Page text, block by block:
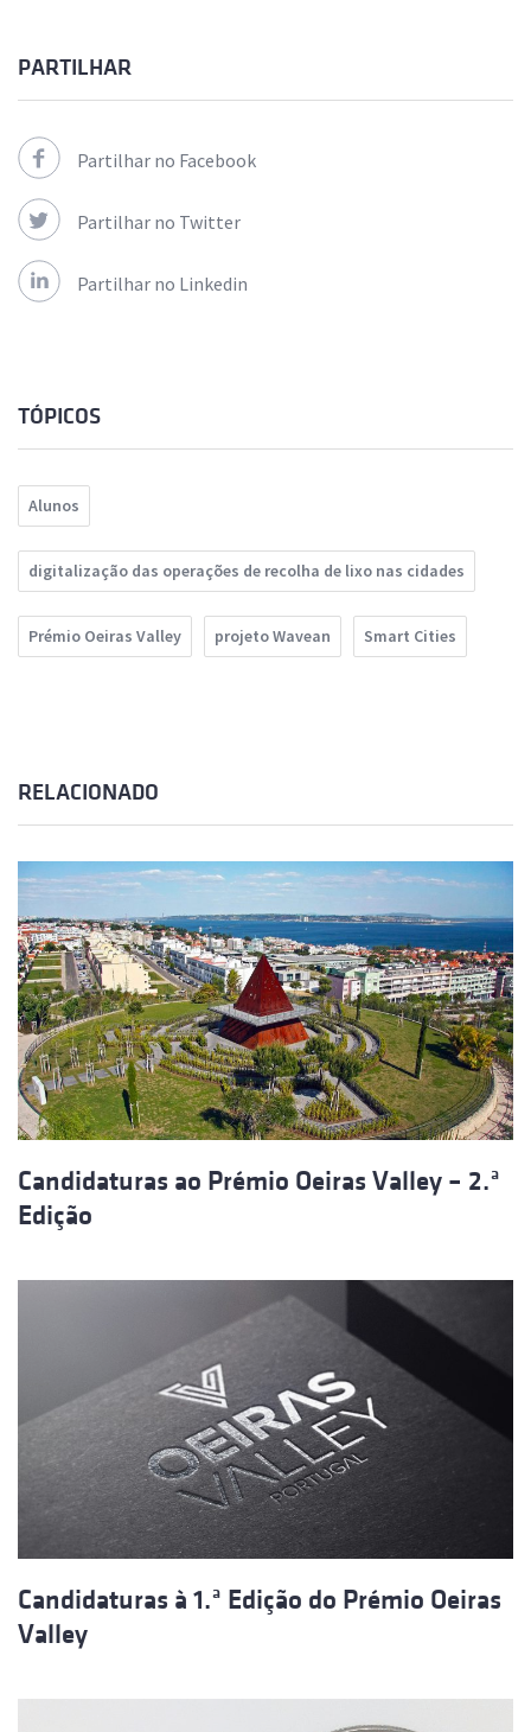
PARTILHAR
Partilhar no Facebook
Partilhar no Twitter
Partilhar no Linkedin
TÓPICOS
Alunos
digitalização das operações de recolha de lixo nas cidades
Prémio Oeiras Valley projeto Wavean Smart Cities
RELACIONADO
Candidaturas ao Prémio Oeiras Valley – 2.ª
Edição
Candidaturas à 1.ª Edição do Prémio Oeiras
Valley